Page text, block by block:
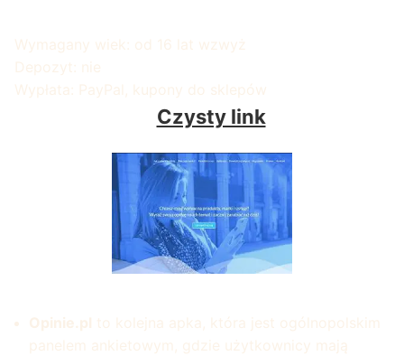
Wymagany wiek: od 16 lat wzwyż
Depozyt: nie
Wypłata: PayPal, kupony do sklepów
Czysty link
Opinie.pl to kolejna apka, która jest ogólnopolskim
panelem ankietowym, gdzie użytkownicy mają